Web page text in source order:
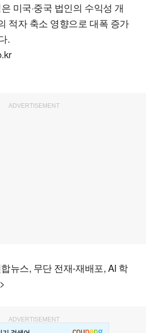
미국·중국 법인의 수익성 개
적자 축소 영향으로 대폭 증가
.
ADVERTISEMENT
뉴스, 무단 전재-재배포, AI 학
ADVERTISEMENT